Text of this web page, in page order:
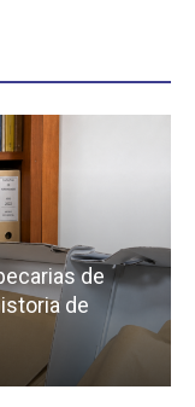
de
de